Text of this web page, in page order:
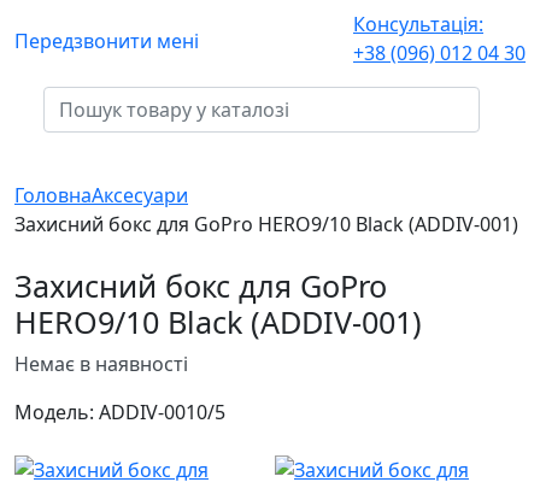
Передзвонити мені
Консультація:
+38 (096) 012 04 30
ГоловнаАксесуари
Заxисний бокс для GoPro HERO9/10 Black (ADDIV-001)
Заxисний бокс для GoPro
HERO9/10 Black (ADDIV-001)
Немає в наявності
Модель: ADDIV-0010/5